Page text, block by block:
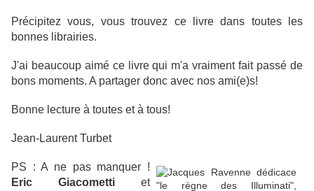
Précipitez vous, vous trouvez ce livre dans toutes les
bonnes librairies.
J'ai beaucoup aimé ce livre qui m'a vraiment fait passé de
bons moments. A partager donc avec nos ami(e)s!
Bonne lecture à toutes et à tous!
Jean-Laurent Turbet
PS : A ne pas manquer !
Eric Giacometti et